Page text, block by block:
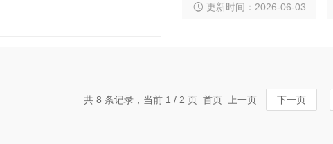
求， 安卓系统，15寸高清大屏
更新时间：2026-06-03
共 8 条记录，当前 1 / 2 页 首页 上一页 下一页